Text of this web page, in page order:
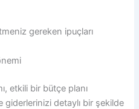
gereken ipuçları
etkili bir bütçe planı
giderlerinizi detaylı bir şekilde